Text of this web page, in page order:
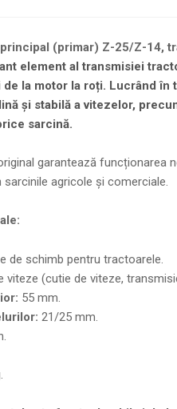
(primar) Z-25/Z-14,
element al transmisiei
la motor la roți. Lucrând în
și stabilă a vitezelor,
sarcină.
garantează funcționarea
agricole și comerciale.
de schimb pentru tractoarele.
viteze (cutie de viteze,
55 mm.
21/25 mm.